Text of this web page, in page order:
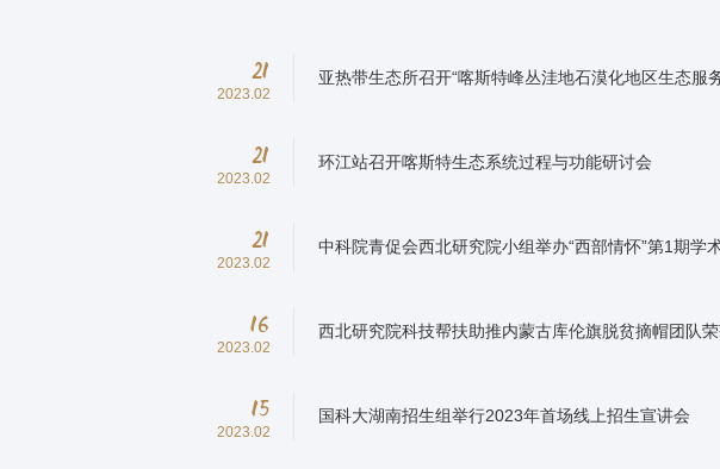
21
2023.02
亚热带生态所召开“喀斯特峰丛洼地石漠化地区生态服
21
2023.02
环江站召开喀斯特生态系统过程与功能研讨会
21
2023.02
中科院青促会西北研究院小组举办“西部情怀”第1期学
16
2023.02
西北研究院科技帮扶助推内蒙古库伦旗脱贫摘帽团队
15
2023.02
国科大湖南招生组举行2023年首场线上招生宣讲会